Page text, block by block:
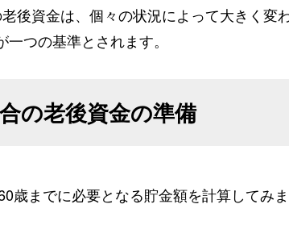
後資金は、個々の状況によって大きく変
つの基準とされます。
の老後資金の準備
歳までに必要となる貯金額を計算してみ